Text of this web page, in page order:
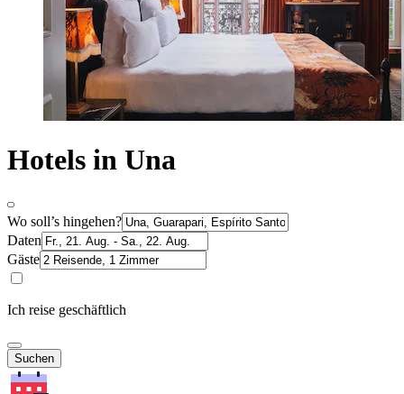
Hotels in Una
Wo soll’s hingehen?
Daten
Gäste
Ich reise geschäftlich
Suchen